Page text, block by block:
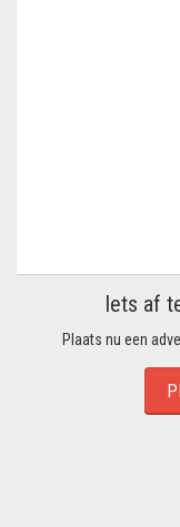
Iets af
Plaats nu een